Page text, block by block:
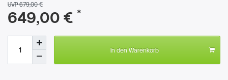
UVP 679,00 €
649,00 € *
In den Warenkorb